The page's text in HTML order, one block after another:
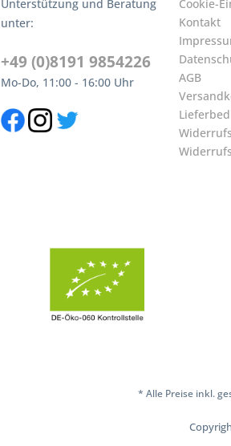
Unterstützung und Beratung
unter:
+49 (0)8191 9854226
Mo-Do, 11:00 - 16:00 Uhr
Cookie-
Kontakt
AGB
* Alle Preise inkl.